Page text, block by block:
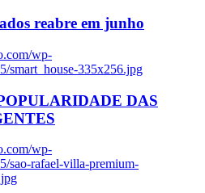
reabre em junho
wp-
smart_house-335x256.jpg
DAS
wp-
sao-rafael-villa-premium-